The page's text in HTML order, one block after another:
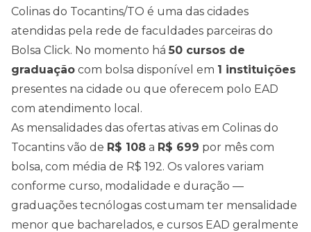
Colinas do Tocantins/TO é uma das cidades
atendidas pela rede de faculdades parceiras do
Bolsa Click. No momento há 50 cursos de
graduação com bolsa disponível em 1 instituições
presentes na cidade ou que oferecem polo EAD
com atendimento local.
As mensalidades das ofertas ativas em Colinas do
Tocantins vão de R$ 108 a R$ 699 por mês com
bolsa, com média de R$ 192. Os valores variam
conforme curso, modalidade e duração —
graduações tecnólogas costumam ter mensalidade
menor que bacharelados, e cursos EAD geralmente